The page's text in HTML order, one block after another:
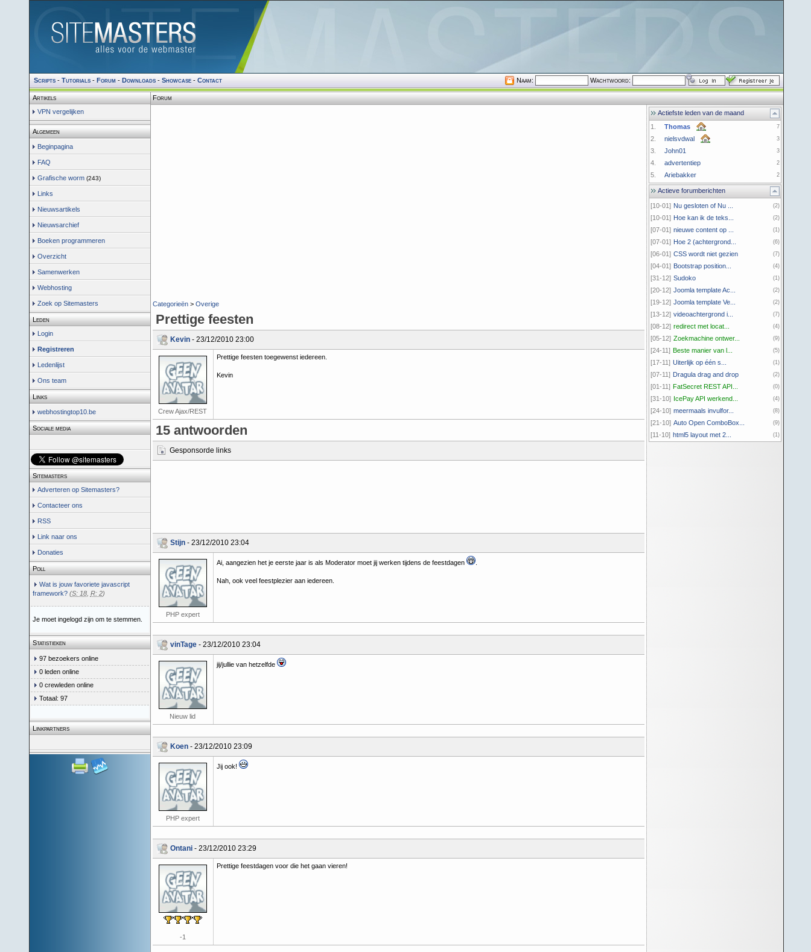
Scripts- Tutorials- Forum- Downloads- Showcase- Contact Naam: Wachtwoord:
Artikels
VPN vergelijken
Algemeen
Beginpagina
FAQ
Grafische worm (243)
Links
Nieuwsartikels
Nieuwsarchief
Boeken programmeren
Overzicht
Samenwerken
Webhosting
Zoek op Sitemasters
Leden
Login
Registreren
Ledenlijst
Ons team
Links
webhostingtop10.be
Sociale media
Sitemasters
Adverteren op Sitemasters?
Contacteer ons
RSS
Link naar ons
Donaties
Poll
Wat is jouw favoriete javascript
framework? (S: 18, R: 2)
Je moet ingelogd zijn om te stemmen.
Statistieken
97 bezoekers online
0 leden online
0 crewleden online
Totaal: 97
Linkpartners
Forum
Categorieën> Overige
Prettige feesten
Kevin- 23/12/2010 23:00
Crew Ajax/REST
Prettige feesten toegewenst iedereen.
Kevin
15 antwoorden
Gesponsorde links
Stijn- 23/12/2010 23:04
PHP expert
Ai, aangezien het je eerste jaar is als Moderator moet jij werken tijdens de feestdagen .
Nah, ook veel feestplezier aan iedereen.
vinTage- 23/12/2010 23:04
Nieuw lid
jij/jullie van hetzelfde
Koen- 23/12/2010 23:09
PHP expert
Jij ook!
Ontani- 23/12/2010 23:29
-1
Prettige feestdagen voor die het gaan vieren!
Actiefste leden van de maand
1.
Thomas 7
2. nielsvdwal 3
3. John01 3
4. advertentiep 2
5. Ariebakker 2
Actieve forumberichten
[10-01] Nu gesloten of Nu ... (2)
[10-01] Hoe kan ik de teks... (2)
[07-01] nieuwe content op ... (1)
[07-01] Hoe 2 (achtergrond... (6)
[06-01] CSS wordt niet gezien (7)
[04-01] Bootstrap position... (4)
[31-12] Sudoko (1)
[20-12] Joomla template Ac... (2)
[19-12] Joomla template Ve... (2)
[13-12] videoachtergrond i... (7)
[08-12] redirect met locat... (4)
[05-12] Zoekmachine ontwer... (9)
[24-11] Beste manier van l... (5)
[17-11] Uiterlijk op één s... (1)
[07-11] Dragula drag and drop (2)
[01-11] FatSecret REST API... (0)
[31-10] IcePay API werkend... (4)
[24-10] meermaals invulfor... (8)
[21-10] Auto Open ComboBox... (9)
[11-10] html5 layout met 2... (1)